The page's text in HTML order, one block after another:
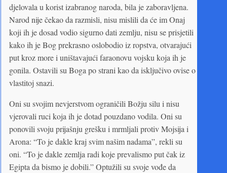
djelovala u korist izabranog naroda, bila je zaboravljena.
Narod nije čekao da razmisli, nisu mislili da će im Onaj
koji ih je dosad vodio sigurno dati zemlju, nisu se prisjetili
kako ih je Bog prekrasno oslobodio iz ropstva, otvarajući
put kroz more i uništavajući faraonovu vojsku koja ih je
gonila. Ostavili su Boga po strani kao da isključivo ovise o
vlastitoj snazi.
Oni su svojim nevjerstvom ograničili Božju silu i nisu
vjerovali ruci koja ih je dotad pouzdano vodila. Oni su
ponovili svoju prijašnju grešku i mrmljali protiv Mojsija i
Arona: “To je dakle kraj svim našim nadama”, rekli su
oni. “To je dakle zemlja radi koje prevalismo put čak iz
Egipta da bismo je dobili.” Optužili su svoje vođe da